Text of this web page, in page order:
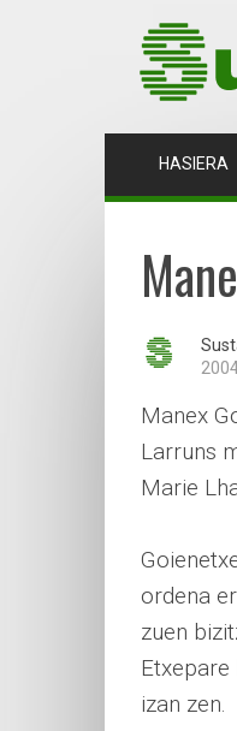
HASIERA
Manex
Larruns
Marie
ordena
zuen
izan zen.